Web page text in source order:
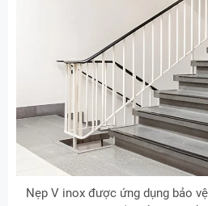
Nẹp V inox được ứng dụng bảo